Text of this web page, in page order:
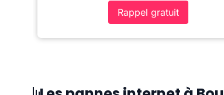
Rappel gratuit